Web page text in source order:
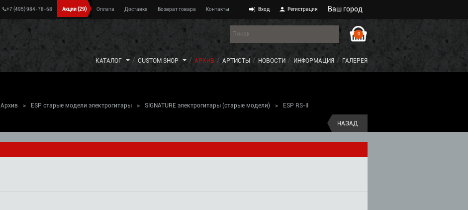
0
КАТАЛОГ CUSTOM SHOP АРХИВ АРТИСТЫ НОВОСТИ ИНФОРМАЦИЯ ГАЛЕРЕЯ
+7 (495) 984-78-68 Акции(29) Оплата Доставка Возврат товара Контакты Вход Регистрация Ваш город
Архив > ESP старые модели электрогитары > SIGNATURE электрогитары (старые модели) > ESP RS-II
НАЗАД